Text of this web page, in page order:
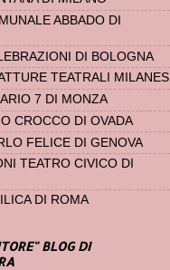
ABBADO DI
DI BOLOGNA
TEATRALI MILANESI
7 DI MONZA
CROCCO DI OVADA
FELICE DI GENOVA
TEATRO CIVICO DI
DI ROMA
BLOG DI